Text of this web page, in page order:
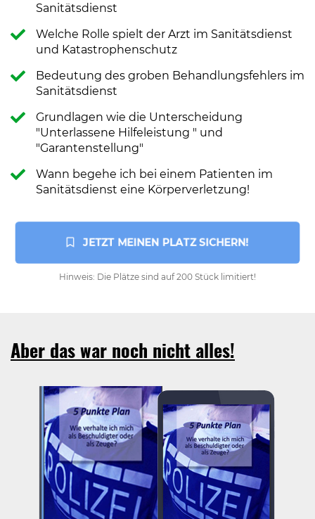
Sanitätsdienst
Welche Rolle spielt der Arzt im Sanitätsdienst
und Katastrophenschutz
Bedeutung des groben Behandlungsfehlers im
Sanitätsdienst
Grundlagen wie die Unterscheidung
"Unterlassene Hilfeleistung " und
"Garantenstellung"
Wann begehe ich bei einem Patienten im
Sanitätsdienst eine Körperverletzung!
JETZT MEINEN PLATZ SICHERN!
Hinweis: Die Plätze sind auf 200 Stück limitiert!
Aber das war noch nicht alles!